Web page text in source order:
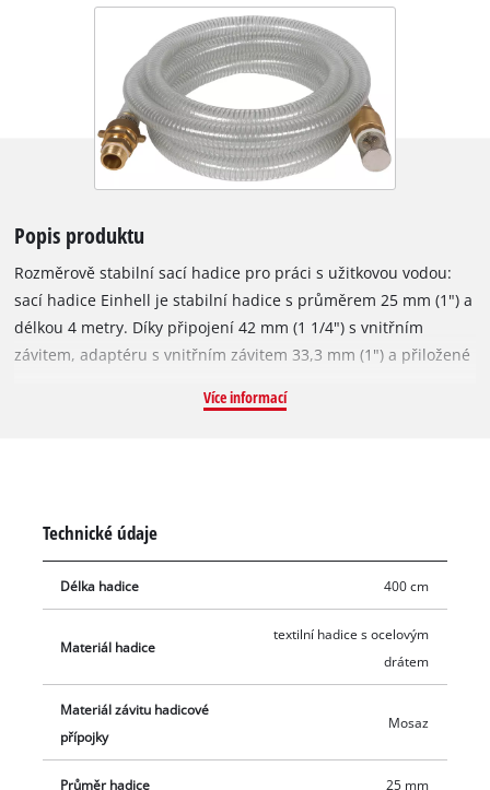
Popis produktu
Rozměrově stabilní sací hadice pro práci s užitkovou vodou:
sací hadice Einhell je stabilní hadice s průměrem 25 mm (1") a
délkou 4 metry. Díky připojení 42 mm (1 1/4") s vnitřním
závitem, adaptéru s vnitřním závitem 33,3 mm (1") a přiložené
Einhell vhodná pro zahradní čerpadla i domácí vodárny nebo
závitem 33,3 mm (1"). Navíc sada obsahuje mosazný sací koš s
Více informací
Technické údaje
Délka hadice 400 cm
Materiál hadice
textilní hadice s ocelovým
drátem
Materiál závitu hadicové
přípojky
Mosaz
Průměr hadice 25 mm